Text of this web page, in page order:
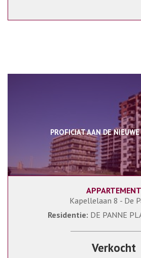
PROFICIAT AAN DE
70 m² 2
APPARTEMENT
Kapellelaan 8 - De
Residentie: DE PANNE
Verkocht